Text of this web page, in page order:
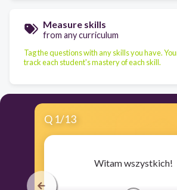
Measure skills
from any curriculum
Tag the questions with any skills you have.
track each student's mastery of each skill.
Q 1/13
Witam wszystkich!